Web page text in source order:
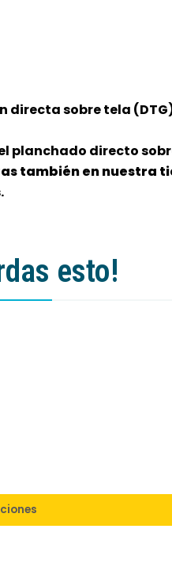
sobre tela
planchado directo
también en nuestra
esto!